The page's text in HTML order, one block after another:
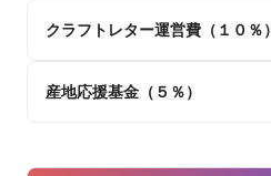
クラフトレター運営費（１０％）
産地応援基金（５％）